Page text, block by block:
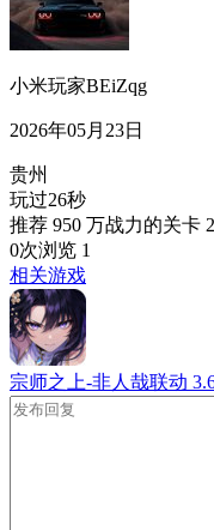
小米玩家BEiZqg
2026年05月23日
贵州
玩过26秒
推荐 950 万战力的关卡
0次浏览 1
相关游戏
宗师之上-非人哉联动